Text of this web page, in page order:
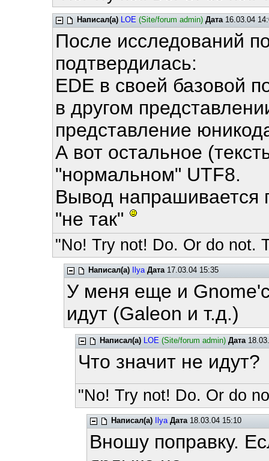
Написал(а) LOE (Site/forum admin) Дата16.03.04
После исследований
подтвердилась:
EDE в своей базовой
в другом
представление
А вот остальное
"нормальном" UTF8.
Вывод напрашивается
"не так"
"No! Try not! Do. Or do not.
Написал(а) Ilya Дата17.03.04 15:35
У меня еще и
идут (Galeon и т.д.)
Написал(а) LOE (Site/forum admin) Дата
Что значит не идут?
"No! Try not! Do. Or do
Написал(а) Ilya Дата18.03.04 15:10
Вношу поправку.